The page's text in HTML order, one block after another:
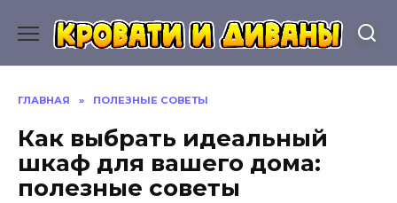
содержанию
ГЛАВНАЯ » ПОЛЕЗНЫЕ СОВЕТЫ
Как выбрать идеальный
шкаф для вашего дома:
полезные советы